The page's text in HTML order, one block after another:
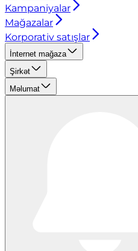
Kampaniyalar
Mağazalar
Korporativ satışlar
İnternet mağaza
Şirkət
Məlumat